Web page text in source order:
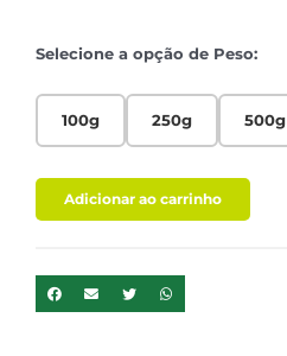
Selecione a opção de Peso:
100g 250g 500g
Adicionar ao carrinho